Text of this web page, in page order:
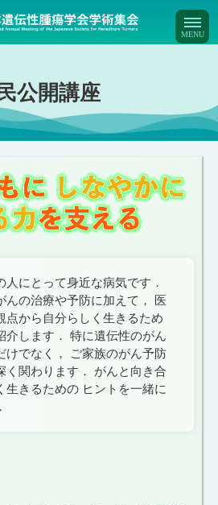
公開講座
人にとって身近な病気です．
んの治療や予防に加えて， 医
点から自分らしく生きるため
介します． 特に遺伝性のがん
けでなく， ご家族のがん予防
く関わります． がんと向き合
生きるための ヒントを一緒に